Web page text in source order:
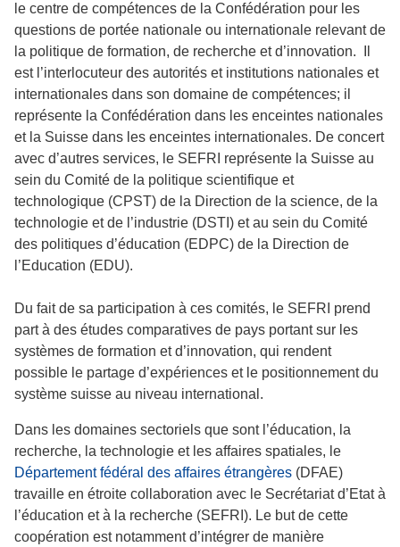
le centre de compétences de la Confédération pour les
questions de portée nationale ou internationale relevant de
la politique de formation, de recherche et d’innovation. Il
est l’interlocuteur des autorités et institutions nationales et
internationales dans son domaine de compétences; il
représente la Confédération dans les enceintes nationales
et la Suisse dans les enceintes internationales. De concert
avec d’autres services, le SEFRI représente la Suisse au
sein du Comité de la politique scientifique et
technologique (CPST) de la Direction de la science, de la
technologie et de l’industrie (DSTI) et au sein du Comité
des politiques d’éducation (EDPC) de la Direction de
l’Education (EDU).
Du fait de sa participation à ces comités, le SEFRI prend
part à des études comparatives de pays portant sur les
systèmes de formation et d’innovation, qui rendent
possible le partage d’expériences et le positionnement du
système suisse au niveau international.
Dans les domaines sectoriels que sont l’éducation, la
recherche, la technologie et les affaires spatiales, le
Département fédéral des affaires étrangères (DFAE)
travaille en étroite collaboration avec le Secrétariat d’Etat à
l’éducation et à la recherche (SEFRI). Le but de cette
coopération est notamment d’intégrer de manière